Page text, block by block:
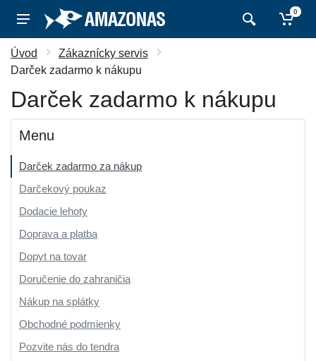
0
Úvod
Zákaznícky servis
Darček zadarmo k nákupu
Darček zadarmo k nákupu
Menu
Darček zadarmo za nákup
Darčekový poukaz
Dodacie lehoty
Doprava a platba
Dopyt na tovar
Doručenie do zahraničia
Nákup na splátky
Obchodné podmienky
Pozvite nás do tendra